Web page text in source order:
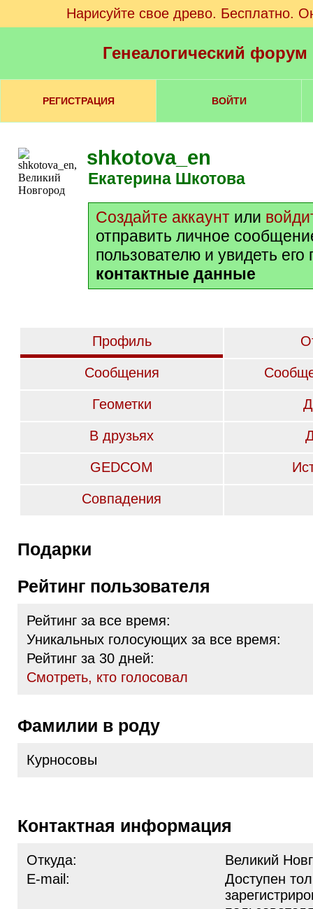
Нарисуйте свое древо. Бесплатно.
Генеалогический
РЕГИСТРАЦИЯ ВОЙТИ
shkotova_en
Екатерина Шкотова
Создайте аккаунт или
отправить личное
пользователю и увидеть его
контактные данные
Профиль
Сообщения
Геометки
В друзьях
GEDCOM
Совпадения
Подарки
Рейтинг пользователя
Рейтинг за все время:
Уникальных голосующих за все время:
Рейтинг за 30 дней:
Cмотреть, кто голосовал
Фамилии в роду
Курносовы
Контактная информация
Откуда:
Великий
E-mail:
Доступен